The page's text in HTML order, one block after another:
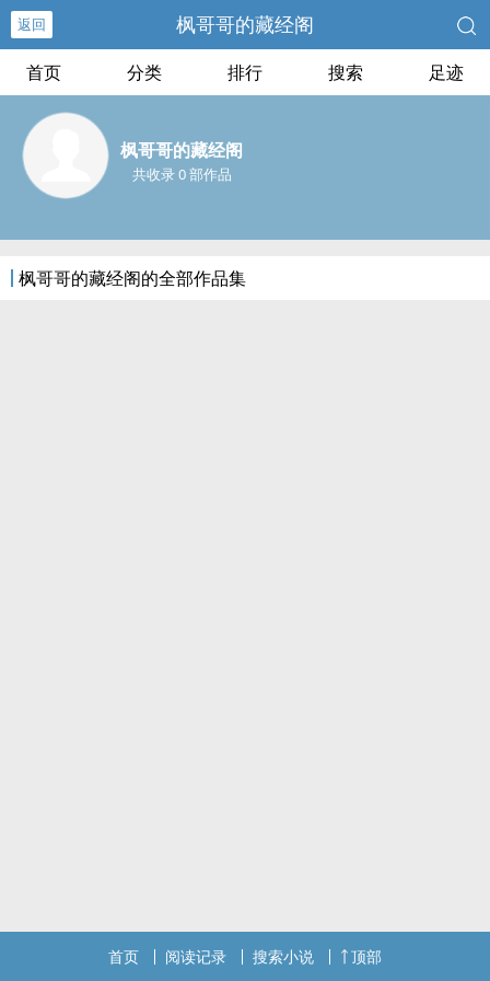
返回 枫哥哥的藏经阁
首页 分类 排行 搜索 足迹
枫哥哥的藏经阁
共收录 0 部作品
枫哥哥的藏经阁的全部作品集
首页 阅读记录 搜索小说 顶部